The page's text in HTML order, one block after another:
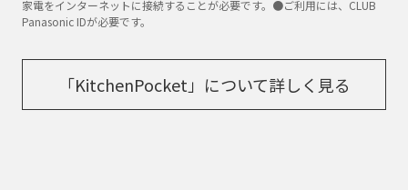
家電をインターネットに接続することが必要です。●ご利用には、CLUB
Panasonic IDが必要です。
「KitchenPocket」について詳しく見る